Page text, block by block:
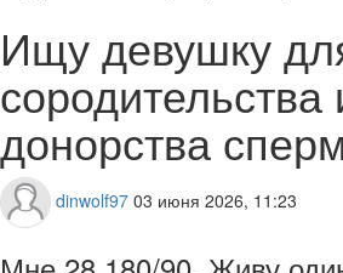
Ищу девушку
сородительства
донорства
dinwolf97 03 июня 2026, 11:23